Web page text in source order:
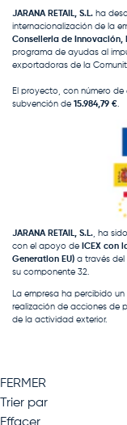
JARANA RETAIL, S.L. ha
internacionalización de la
Conselleria de Innovación,
programa de ayudas al
exportadoras de la
El proyecto, con número de
subvención de 15.984,79 €.
JARANA RETAIL, S.L. , ha
con el apoyo de ICEX con
Generation EU) a través del
su componente 32.
La empresa ha percibido
realización de acciones de
de la actividad exterior.
FERMER
Trier par